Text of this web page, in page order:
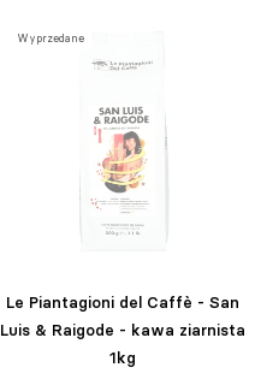
Wyprzedane
Le Piantagioni del Caffè - San
Luis & Raigode - kawa ziarnista
1kg